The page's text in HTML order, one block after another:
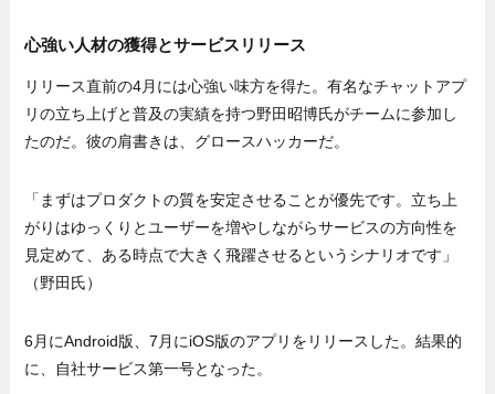
心強い人材の獲得とサービスリリース
リリース直前の4月には心強い味方を得た。有名なチャットアプ
リの立ち上げと普及の実績を持つ野田昭博氏がチームに参加し
たのだ。彼の肩書きは、グロースハッカーだ。
「まずはプロダクトの質を安定させることが優先です。立ち上
がりはゆっくりとユーザーを増やしながらサービスの方向性を
見定めて、ある時点で大きく飛躍させるというシナリオです」
（野田氏）
6月にAndroid版、7月にiOS版のアプリをリリースした。結果的
に、自社サービス第一号となった。